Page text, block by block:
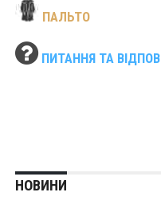
ПАЛЬТО
ПИТАННЯ ТА
НОВИНИ